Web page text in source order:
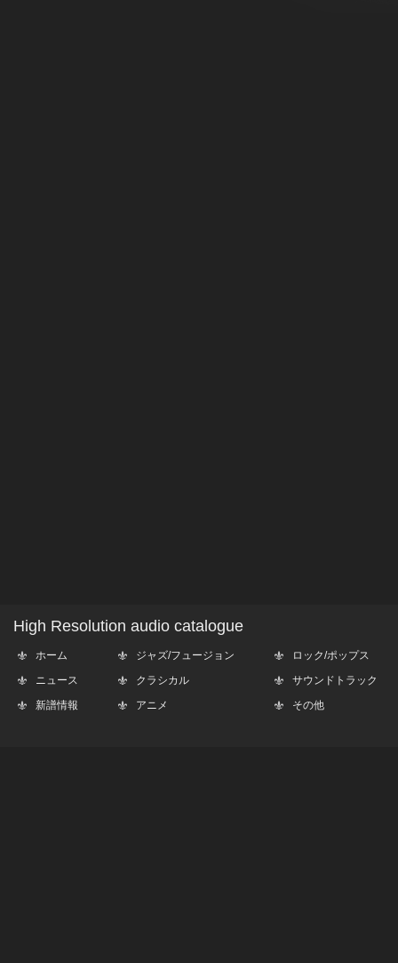
High Resolution audio catalogue
ホーム
ニュース
新譜情報
ジャズ/フュージョン
クラシカル
アニメ
ロック/ポップス
サウンドトラック
その他